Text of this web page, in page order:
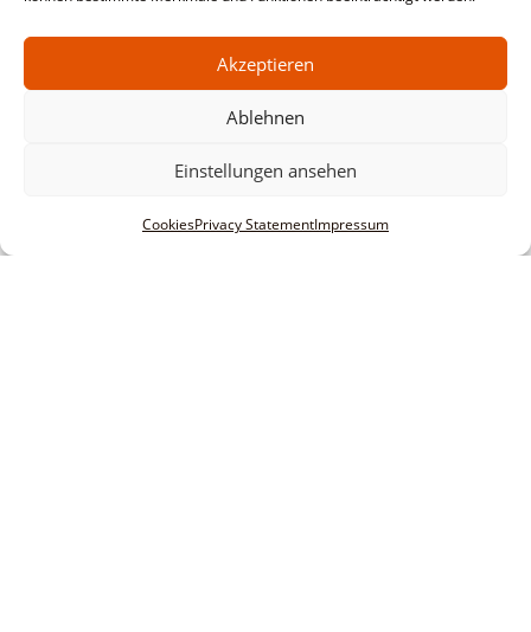
Akzeptieren
Ablehnen
Einstellungen ansehen
CookiesPrivacy StatementImpressum